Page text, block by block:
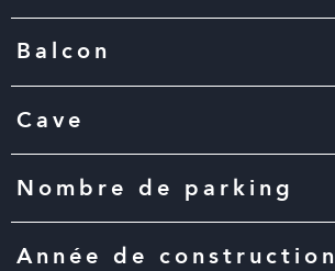
Balcon
Cave
Nombre de parking
Année de construction